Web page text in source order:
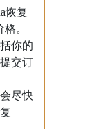
恢复
。
你的
交订
尽快